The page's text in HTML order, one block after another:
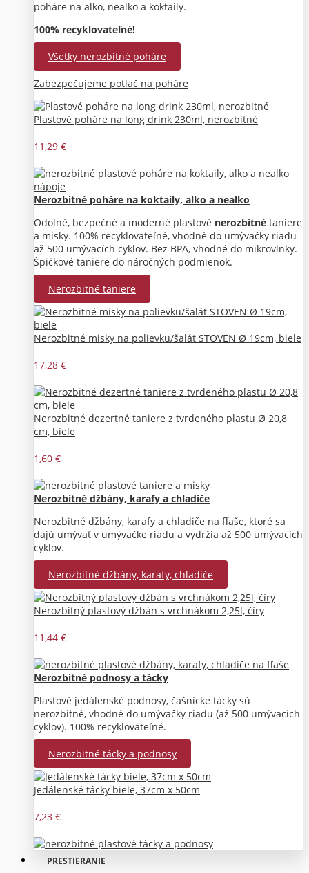
poháre na alko, nealko a koktaily.
100% recyklovateľné!
Všetky nerozbitné poháre
Zabezpečujeme potlač na poháre
Plastové poháre na long drink 230ml, nerozbitné
11,29 €
Nerozbitné poháre na koktaily, alko a nealko
Odolné, bezpečné a moderné plastové nerozbitné taniere
a misky. 100% recyklovateľné, vhodné do umývačky riadu -
až 500 umývacích cyklov. Bez BPA, vhodné do mikrovlnky.
Špičkové taniere do náročných podmienok.
Nerozbitné taniere
Nerozbitné misky na polievku/šalát STOVEN Ø 19cm, biele
17,28 €
Nerozbitné dezertné taniere z tvrdeného plastu Ø 20,8
cm, biele
1,60 €
Nerozbitné džbány, karafy a chladiče
Nerozbitné džbány, karafy a chladiče na fľaše, ktoré sa
dajú umývať v umývačke riadu a vydržia až 500 umývacích
cyklov.
Nerozbitné džbány, karafy, chladiče
Nerozbitný plastový džbán s vrchnákom 2,25l, číry
11,44 €
Nerozbitné podnosy a tácky
Plastové jedálenské podnosy, čašnícke tácky sú
nerozbitné, vhodné do umývačky riadu (až 500 umývacích
cyklov). 100% recyklovateľné.
Nerozbitné tácky a podnosy
Jedálenské tácky biele, 37cm x 50cm
7,23 €
PRESTIERANIE